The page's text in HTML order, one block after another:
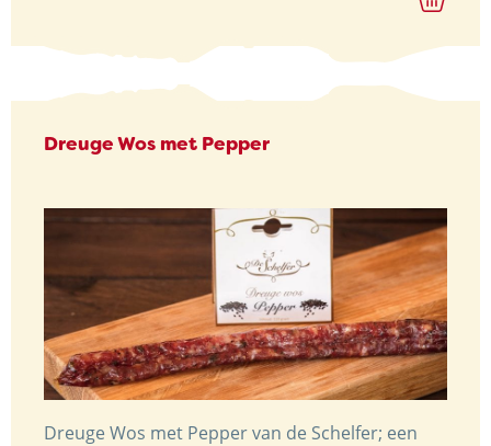
Dreuge Wos met Pepper
Dreuge Wos met Pepper van de Schelfer; een